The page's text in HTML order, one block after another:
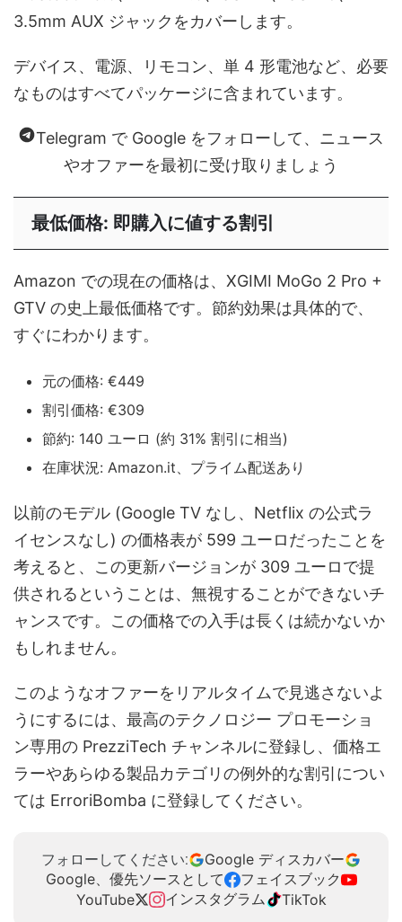
3.5mm AUX ジャックをカバーします。
デバイス、電源、リモコン、単 4 形電池など、必要
なものはすべてパッケージに含まれています。
Telegram で Google をフォローして、ニュース
やオファーを最初に受け取りましょう
最低価格: 即購入に値する割引
Amazon での現在の価格は、XGIMI MoGo 2 Pro +
GTV の史上最低価格です。節約効果は具体的で、
すぐにわかります。
元の価格: €449
割引価格: €309
節約: 140 ユーロ (約 31% 割引に相当)
在庫状況: Amazon.it、プライム配送あり
以前のモデル (Google TV なし、Netflix の公式ラ
イセンスなし) の価格表が 599 ユーロだったことを
考えると、この更新バージョンが 309 ユーロで提
供されるということは、無視することができないチ
ャンスです。この価格での入手は長くは続かないか
もしれません。
このようなオファーをリアルタイムで見逃さないよ
うにするには、最高のテクノロジー プロモーショ
ン専用の PrezziTech チャンネルに登録し、価格エ
ラーやあらゆる製品カテゴリの例外的な割引につい
ては ErroriBomba に登録してください。
フォローしてください:
Google ディスカバー
Google、優先ソースとして
フェイスブック
YouTube
インスタグラム TikTok